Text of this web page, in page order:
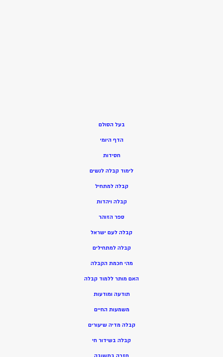
בעל הסולם
הדף היומי
חסידות
לימוד קבלה לנשים
קבלה למתחיל
קבלה ויהדות
ספר הזוהר
קבלה לעם ישראל
קבלה למתחילים
מהי חכמת הקבלה
האם מותר ללמוד קבלה
תודעה ומודעות
משמעות החיים
קבלה מדיה שיעורים
קבלה בשידור חי